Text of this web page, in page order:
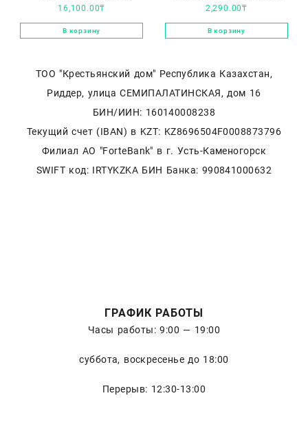
битумная 15 кг.
16,100.00₸
В корзину
888165 (армированная,
48 мм х 40 м)
2,290.00₸
В корзину
ТОО "Крестьянский дом" Республика Казахстан,
Риддер, улица СЕМИПАЛАТИНСКАЯ, дом 16
БИН/ИИН: 160140008238
Текущий счет (IBAN) в KZT: KZ8696504F0008873796
Филиал АО "ForteBank" в г. Усть-Каменогорск
SWIFT код: IRTYKZKA БИН Банка: 990841000632
ГРАФИК РАБОТЫ
Часы работы: 9:00 — 19:00
суббота, воскресенье до 18:00
Перерыв: 12:30-13:00